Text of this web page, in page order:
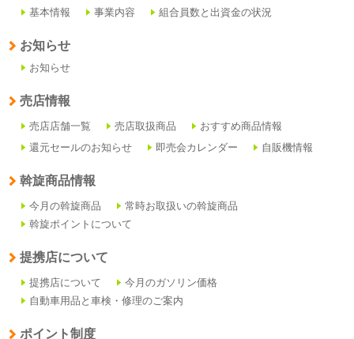
基本情報 事業内容 組合員数と出資金の状況
お知らせ
お知らせ
売店情報
売店店舗一覧 売店取扱商品
おすすめ商品情報
還元セールのお知らせ
即売会カレンダー 自販機情報
斡旋商品情報
今月の斡旋商品
常時お取扱いの斡旋商品
斡旋ポイントについて
提携店について
提携店について
今月のガソリン価格
自動車用品と車検・修理のご案内
ポイント制度